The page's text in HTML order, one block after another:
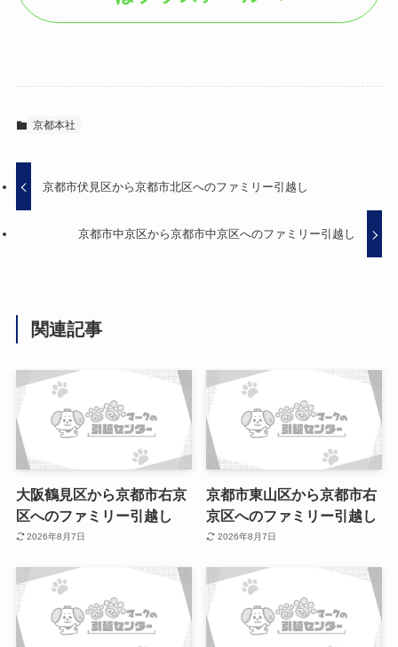
京都本社
京都市伏見区から京都市北区へのファミリー引越し
京都市中京区から京都市中京区へのファミリー引越し
関連記事
大阪鶴見区から京都市右京
区へのファミリー引越し
2026年8月7日
京都市東山区から京都市右
京区へのファミリー引越し
2026年8月7日